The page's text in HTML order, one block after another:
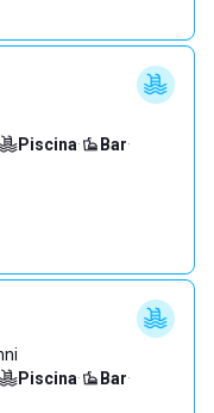
Piscina· Bar·
Piscina· Bar·